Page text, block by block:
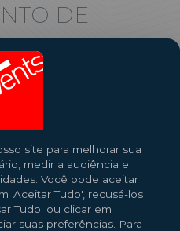
site para melhorar sua
medir a audiência e
Você pode aceitar
'Aceitar Tudo', recusá-los
Tudo' ou clicar em
suas preferências. Para
DE
DE
events.com